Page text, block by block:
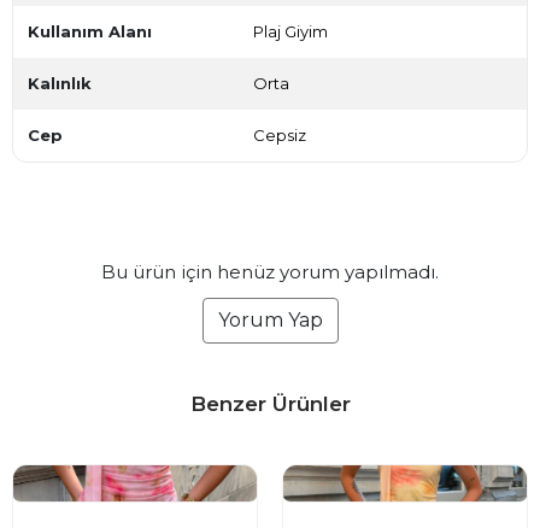
Kullanım Alanı Plaj Giyim
Kalınlık Orta
Cep Cepsiz
Bu ürün için henüz yorum yapılmadı.
Yorum Yap
Benzer Ürünler